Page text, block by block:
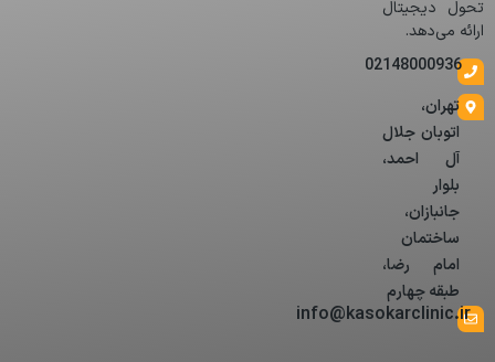
تحول دیجیتال
ارائه می‌دهد.
02148000936
تهران،
اتوبان جلال
آل احمد،
بلوار
جانبازان،
ساختمان
امام رضا،
طبقه چهارم
info@kasokarclinic.ir